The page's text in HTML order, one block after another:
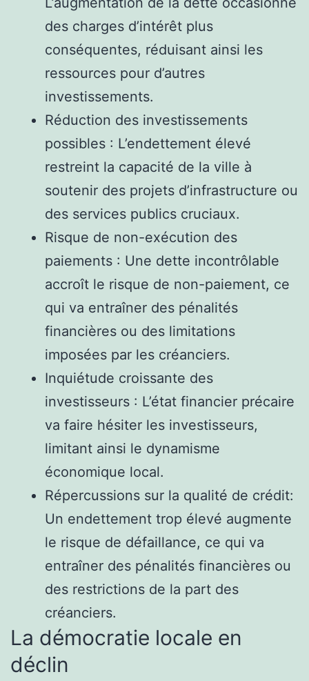
des charges d’intérêt plus
conséquentes, réduisant ainsi les
ressources pour d’autres
investissements.
Réduction des investissements
possibles : L’endettement élevé
restreint la capacité de la ville à
soutenir des projets d’infrastructure ou
des services publics cruciaux.
Risque de non-exécution des
paiements : Une dette incontrôlable
accroît le risque de non-paiement, ce
qui va entraîner des pénalités
financières ou des limitations
imposées par les créanciers.
Inquiétude croissante des
investisseurs : L’état financier précaire
va faire hésiter les investisseurs,
limitant ainsi le dynamisme
économique local.
Répercussions sur la qualité de crédit:
Un endettement trop élevé augmente
le risque de défaillance, ce qui va
entraîner des pénalités financières ou
des restrictions de la part des
créanciers.
La démocratie locale en
déclin